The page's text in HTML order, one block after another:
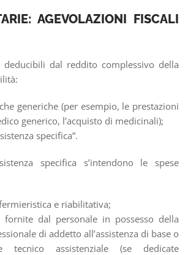
AGEVOLAZIONI FISCALI
deducibili dal reddito complessivo della
generiche (per esempio, le prestazioni
generico, l’acquisto di medicinali);
specifica”.
specifica s’intendono le spese
e riabilitativa;
fornite dal personale in possesso della
di addetto all’assistenza di base o
tecnico assistenziale (se dedicate